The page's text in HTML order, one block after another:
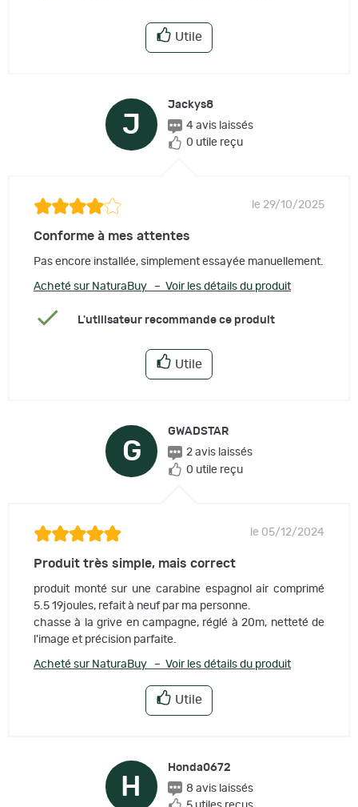
Utile
J
Jackys8
4 avis laissés
0 utile reçu
le 29/10/2025
Conforme à mes attentes
Pas encore installée, simplement essayée manuellement.
Acheté sur NaturaBuy – Voir les détails du produit
L'utilisateur recommande ce produit
Utile
G
GWADSTAR
2 avis laissés
0 utile reçu
le 05/12/2024
Produit très simple, mais correct
produit monté sur une carabine espagnol air comprimé
5.5 19joules, refait à neuf par ma personne.
chasse à la grive en campagne, réglé à 20m, netteté de
l'image et précision parfaite.
Acheté sur NaturaBuy – Voir les détails du produit
Utile
H
Honda0672
8 avis laissés